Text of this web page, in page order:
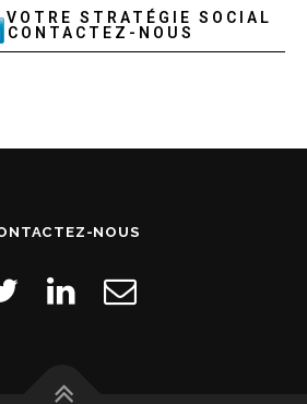
VOTRE STRATÉGIE SOCIAL
CONTACTEZ-NOUS
NOUS